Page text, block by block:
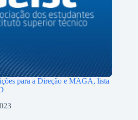
para a Direção e MAGA, lista